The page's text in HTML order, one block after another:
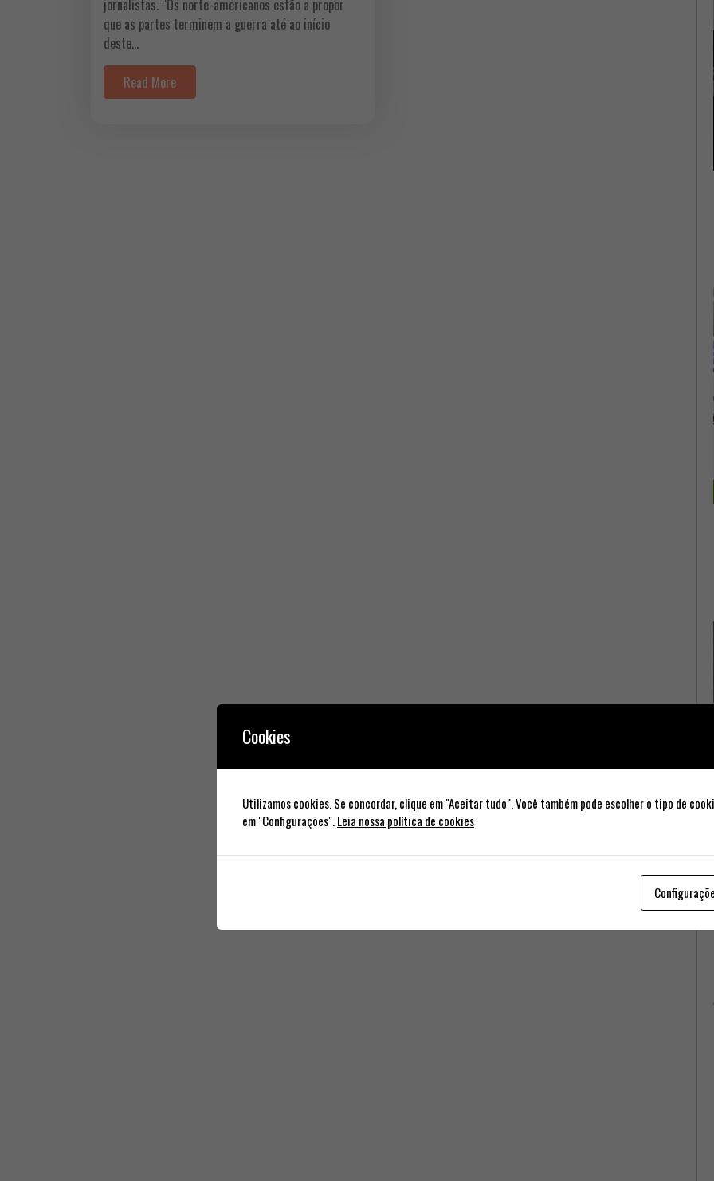
jornalistas. “Os norte-americanos estão a propor
que as partes terminem a guerra até ao início
deste…
Read More
Cookies
Utilizamos cookies. Se concordar, clique em "Aceitar tudo". Você também pode escolher o tipo de
em "Configurações".Leia nossa política de cookies